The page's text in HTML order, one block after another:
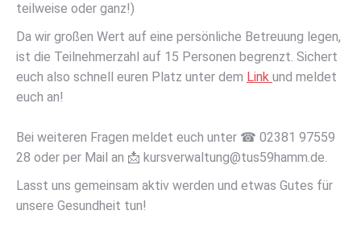
teilweise oder ganz!)
Da wir großen Wert auf eine persönliche Betreuung legen,
ist die Teilnehmerzahl auf 15 Personen begrenzt. Sichert
euch also schnell euren Platz unter dem Link und meldet
euch an!
Bei weiteren Fragen meldet euch unter ☎ 02381 97559
28 oder per Mail an 📩 kursverwaltung@tus59hamm.de.
Lasst uns gemeinsam aktiv werden und etwas Gutes für
unsere Gesundheit tun!